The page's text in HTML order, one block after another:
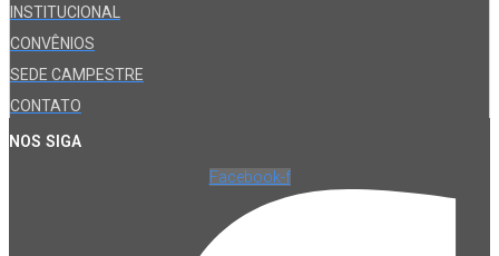
INSTITUCIONAL
CONVÊNIOS
SEDE CAMPESTRE
CONTATO
NOS SIGA
Facebook-f